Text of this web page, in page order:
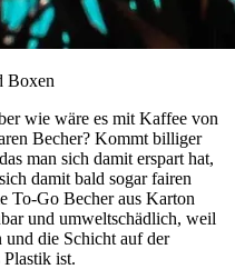
Boxen
wie wäre es mit Kaffee von
Becher? Kommt billiger
man sich damit erspart hat,
damit bald sogar fairen
To-Go Becher aus Karton
und umweltschädlich, weil
und die Schicht auf der
Plastik ist.